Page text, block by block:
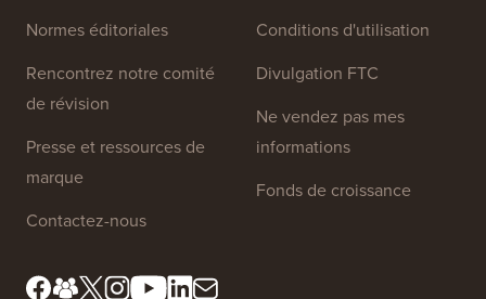
Normes éditoriales
Rencontrez notre comité
de révision
Presse et ressources de
marque
Contactez-nous
Conditions d'utilisation
Divulgation FTC
Ne vendez pas mes
informations
Fonds de croissance